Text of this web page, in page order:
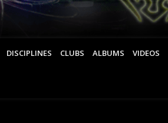
DISCIPLINES CLUBS ALBUMS VIDEOS